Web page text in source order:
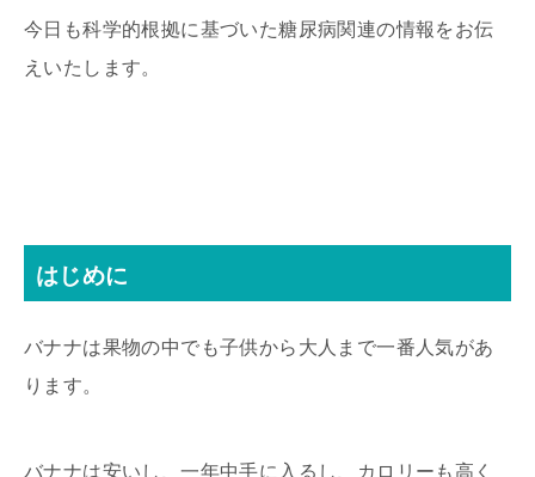
今日も科学的根拠に基づいた糖尿病関連の情報をお伝
えいたします。
はじめに
バナナは果物の中でも子供から大人まで一番人気があ
ります。
バナナは安いし、一年中手に入るし、カロリーも高く